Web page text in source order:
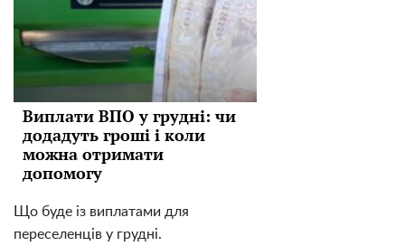
Виплати ВПО у грудні: чи
додадуть гроші і коли
можна отримати
допомогу
Що буде із виплатами для
переселенців у грудні.